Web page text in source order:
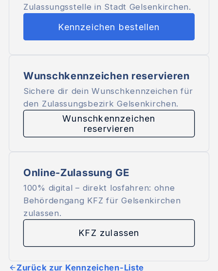
Zulassungsstelle in Stadt Gelsenkirchen.
Kennzeichen bestellen
Wunschkennzeichen reservieren
Sichere dir dein Wunschkennzeichen für
den Zulassungsbezirk Gelsenkirchen.
Wunschkennzeichen
reservieren
Online-Zulassung GE
100% digital – direkt losfahren: ohne
Behördengang KFZ für Gelsenkirchen
zulassen.
KFZ zulassen
Zurück zur Kennzeichen-Liste